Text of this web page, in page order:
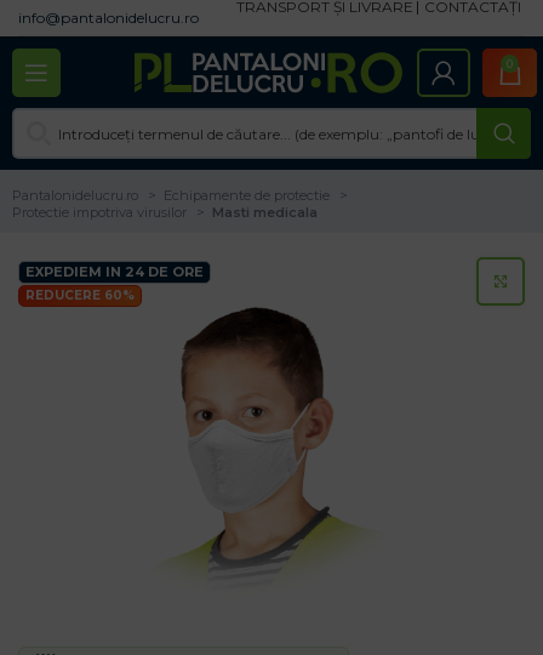
info@pantalonidelucru.ro
TRANSPORT ȘI LIVRARE CONTACTAȚI
0
Pantalonidelucru.ro
Echipamente de protectie
Protectie impotriva virusilor
Masti medicala
EXPEDIEM IN 24 DE ORE
REDUCERE 60%